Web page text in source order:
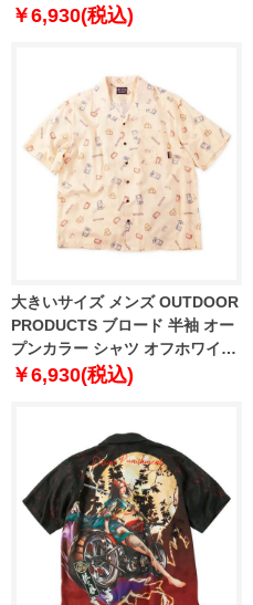
ホワイト 1257-6221-1 3L 4L 5L
￥6,930(税込)
大きいサイズ メンズ OUTDOOR
PRODUCTS ブロード 半袖 オー
プンカラー シャツ オフホワイト
1257-6222-1 3L 4L 5L 6L 7L 8L
￥6,930(税込)